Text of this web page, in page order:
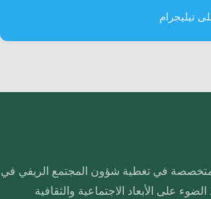
تيليجرام
في تغطية شؤون المجتمع الريفي في
على الأبعاد الاجتماعية والثقافية